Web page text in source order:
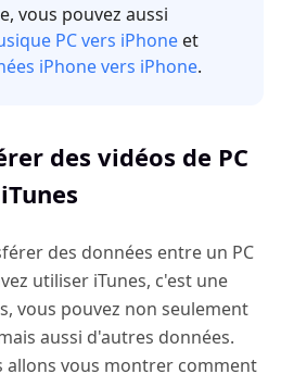
vous pouvez aussi
PC vers iPhone et
iPhone vers iPhone.
des vidéos de PC
des données entre un PC
utiliser iTunes, c'est une
vous pouvez non seulement
aussi d'autres données.
allons vous montrer comment